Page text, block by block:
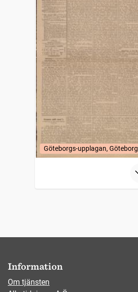
Göteborgs-upplagan, Göteborg
Information
Om tjänsten